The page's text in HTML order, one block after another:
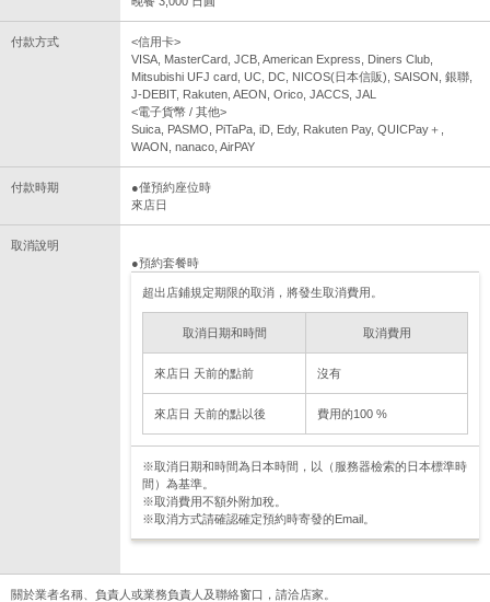
付款方式
<信用卡>
VISA, MasterCard, JCB, American Express, Diners Club,
Mitsubishi UFJ card, UC, DC, NICOS(日本信販), SAISON, 銀聯,
J-DEBIT, Rakuten, AEON, Orico, JACCS, JAL
<電子貨幣 / 其他>
Suica, PASMO, PiTaPa, iD, Edy, Rakuten Pay, QUICPay＋,
WAON, nanaco, AirPAY
付款時期
●僅預約座位時
來店日
取消說明
●預約套餐時
超出店鋪規定期限的取消，將發生取消費用。
取消日期和時間 取消費用
來店日 天前的點前 沒有
來店日 天前的點以後 費用的100 %
※取消日期和時間為日本時間，以（服務器檢索的日本標準時
間）為基準。
※取消費用不額外附加稅。
※取消方式請確認確定預約時寄發的Email。
關於業者名稱、負責人或業務負責人及聯絡窗口，請洽店家。